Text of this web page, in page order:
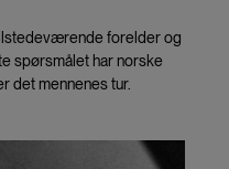
forelder og
spørsmålet har norske
det mennenes tur.